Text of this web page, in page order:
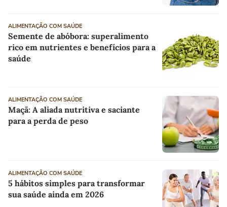
ALIMENTAÇÃO COM SAÚDE
Semente de abóbora: superalimento
rico em nutrientes e benefícios para a
saúde
ALIMENTAÇÃO COM SAÚDE
Maçã: A aliada nutritiva e saciante
para a perda de peso
ALIMENTAÇÃO COM SAÚDE
5 hábitos simples para transformar
sua saúde ainda em 2026